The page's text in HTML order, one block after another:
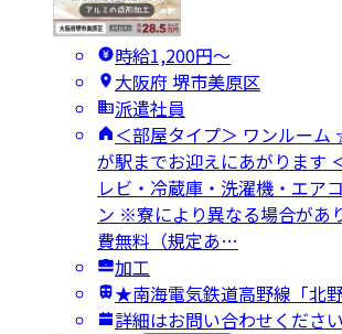
時給1,200円〜
大阪府 堺市美原区
派遣社員
＜部屋タイプ＞ ワンルー
が駅までお迎えにあがります
レビ・冷蔵庫・洗濯機・エア
ン ※寮により異なる場合があ
費無料（規定あ…
加工
★南海電気鉄道高野線「北
詳細はお問い合わせください